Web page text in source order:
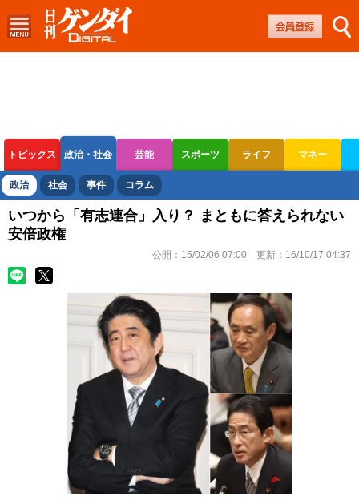
トピックス 政治・社会 芸能 スポーツ ライフ マネー
ボートレース 競輪 オートレース
政治 社会 事件 コラム
いつから「有志連合」入り？ まともに答えられない
安倍政権
公開： 15/02/06 07:00 更新： 16/10/17 04:37